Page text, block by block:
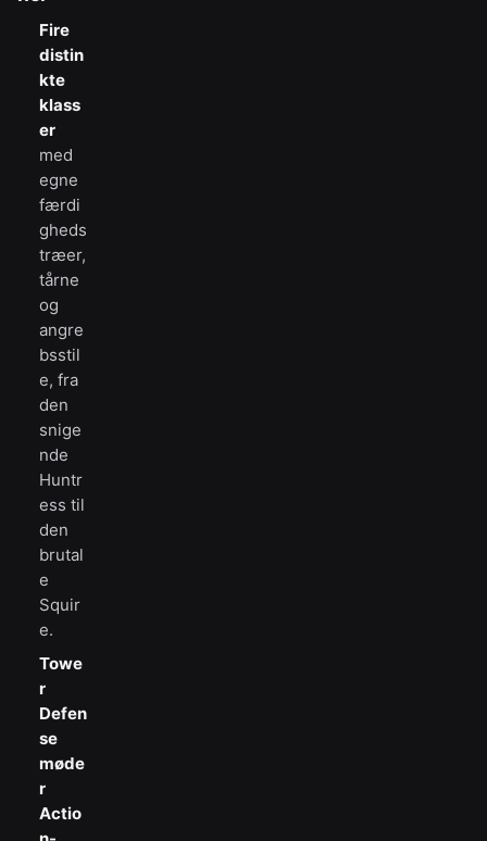
Fire
distin
kte
klass
er
med
egne
færdi
gheds
træer,
tårne
og
angre
bsstil
e, fra
den
snige
nde
Huntr
ess til
den
brutal
e
Squir
e.
Towe
r
Defen
se
møde
r
Actio